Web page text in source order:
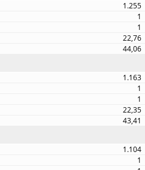
1.255
1
1
22,76
44,06
1.163
1
1
22,35
43,41
1.104
1